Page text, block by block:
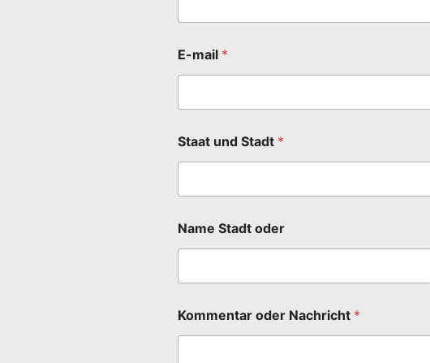
E-mail *
Staat und Stadt *
Name Stadt oder
Kommentar oder Nachricht *